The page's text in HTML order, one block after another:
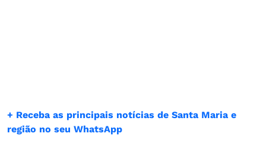
+ Receba as principais notícias de Santa Maria e
região no seu WhatsApp